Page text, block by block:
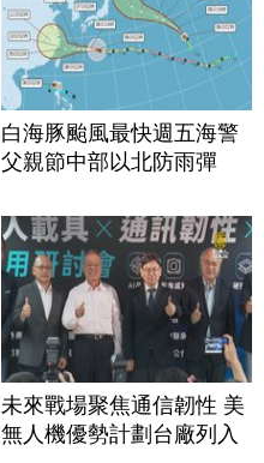
白海豚颱風最快週五海警
父親節中部以北防雨彈
未來戰場聚焦通信韌性 美
無人機優勢計劃台廠列入